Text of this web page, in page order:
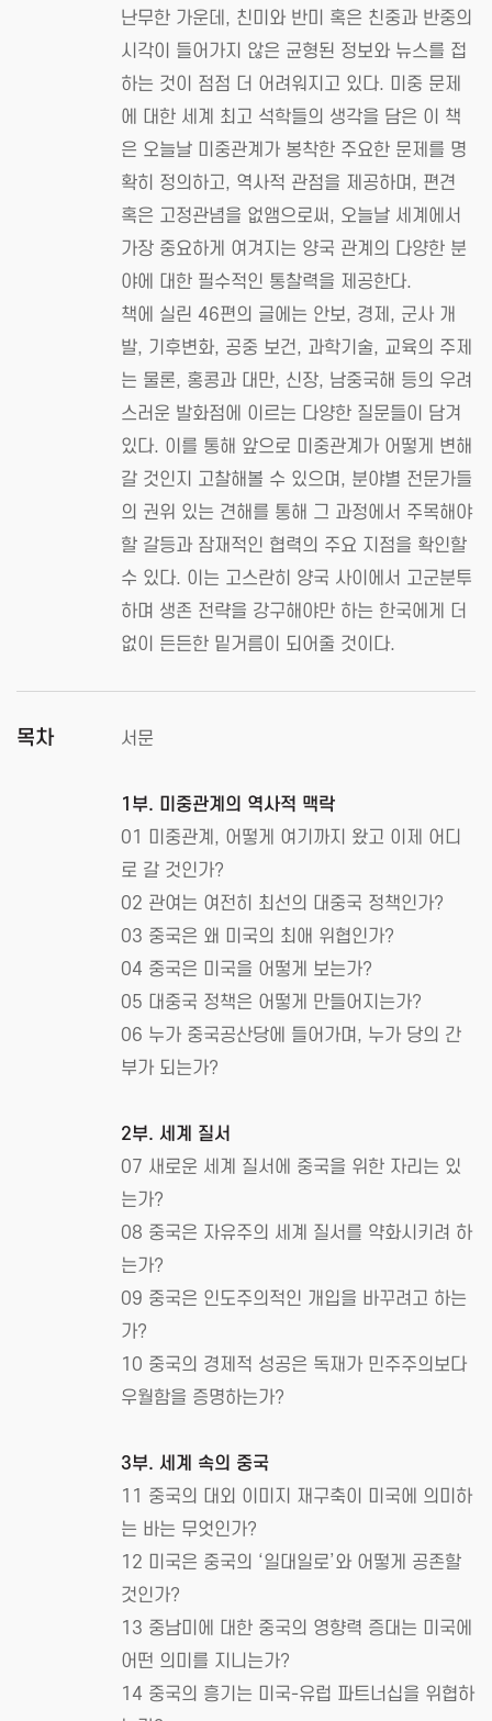
난무한 가운데, 친미와 반미 혹은 친중과 반중의
시각이 들어가지 않은 균형된 정보와 뉴스를 접
하는 것이 점점 더 어려워지고 있다. 미중 문제
에 대한 세계 최고 석학들의 생각을 담은 이 책
은 오늘날 미중관계가 봉착한 주요한 문제를 명
확히 정의하고, 역사적 관점을 제공하며, 편견
혹은 고정관념을 없앰으로써, 오늘날 세계에서
가장 중요하게 여겨지는 양국 관계의 다양한 분
야에 대한 필수적인 통찰력을 제공한다.
책에 실린 46편의 글에는 안보, 경제, 군사 개
발, 기후변화, 공중 보건, 과학기술, 교육의 주제
는 물론, 홍콩과 대만, 신장, 남중국해 등의 우려
스러운 발화점에 이르는 다양한 질문들이 담겨
있다. 이를 통해 앞으로 미중관계가 어떻게 변해
갈 것인지 고찰해볼 수 있으며, 분야별 전문가들
의 권위 있는 견해를 통해 그 과정에서 주목해야
할 갈등과 잠재적인 협력의 주요 지점을 확인할
수 있다. 이는 고스란히 양국 사이에서 고군분투
하며 생존 전략을 강구해야만 하는 한국에게 더
없이 든든한 밑거름이 되어줄 것이다.
목차 서문
1부. 미중관계의 역사적 맥락
01 미중관계, 어떻게 여기까지 왔고 이제 어디
로 갈 것인가?
02 관여는 여전히 최선의 대중국 정책인가?
03 중국은 왜 미국의 최애 위협인가?
04 중국은 미국을 어떻게 보는가?
05 대중국 정책은 어떻게 만들어지는가?
06 누가 중국공산당에 들어가며, 누가 당의 간
부가 되는가?
2부. 세계 질서
07 새로운 세계 질서에 중국을 위한 자리는 있
는가?
08 중국은 자유주의 세계 질서를 약화시키려 하
는가?
09 중국은 인도주의적인 개입을 바꾸려고 하는
가?
10 중국의 경제적 성공은 독재가 민주주의보다
우월함을 증명하는가?
3부. 세계 속의 중국
11 중국의 대외 이미지 재구축이 미국에 의미하
는 바는 무엇인가?
12 미국은 중국의 ‘일대일로’와 어떻게 공존할
것인가?
13 중남미에 대한 중국의 영향력 증대는 미국에
어떤 의미를 지니는가?
14 중국의 흥기는 미국-유럽 파트너십을 위협하